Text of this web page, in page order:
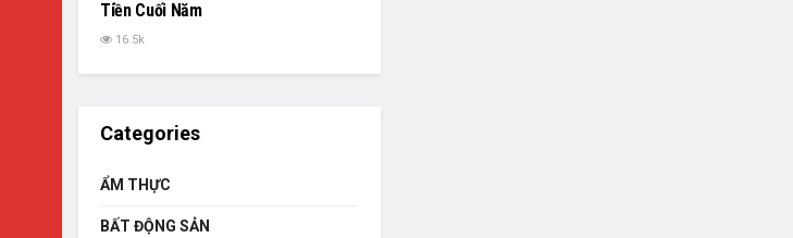
Tiền Cuối Năm
16.5k
Categories
ẨM THỰC
BẤT ĐỘNG SẢN